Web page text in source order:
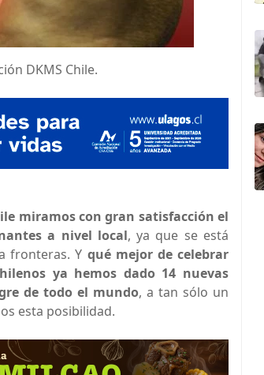
DKMS Chile.
miramos con gran satisfacción el
a nivel local, ya que se está
fronteras. Y qué mejor de celebrar
ya hemos dado 14 nuevas
de todo el mundo, a tan sólo un
esta posibilidad.